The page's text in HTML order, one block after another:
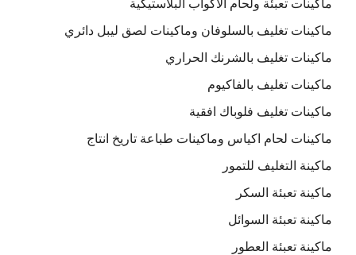
ماكينات تعبئة ولحام الاكواب البلاستيكية
ماكينات تغليف بالسلوفان وماكينات لصق ليبل دائري
ماكينات تغليف بالشرنك الحراري
ماكينات تغليف بالفاكيوم
ماكينات تغليف فلوباك افقية
ماكينات لحام اكياس وماكينات طباعة تاريخ انتاج
ماكينة التغليف للتمور
ماكينة تعبئة السكر
ماكينة تعبئة السوائل
ماكينة تعبئة العطور